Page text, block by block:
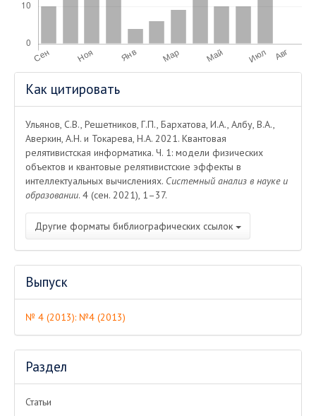
Информация
о статье
Как цитировать
Ульянов, С.В., Решетников, Г.П., Бархатова, И.А., Албу, В.А.,
Аверкин, А.Н. и Токарева, Н.А. 2021. Квантовая
релятивистская информатика. Ч. 1: модели физических
объектов и квантовые релятивистские эффекты в
интеллектуальных вычислениях. Системный анализ в науке и
образовании. 4 (сен. 2021), 1–37.
Другие форматы библиографических ссылок
Выпуск
№ 4 (2013): №4 (2013)
Раздел
Статьи